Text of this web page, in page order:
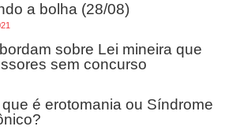
a bolha (28/08)
sobre Lei mineira que
sem concurso
é erotomania ou Síndrome